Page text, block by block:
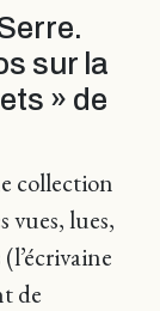
sur la
» de
collection
vues, lues,
de